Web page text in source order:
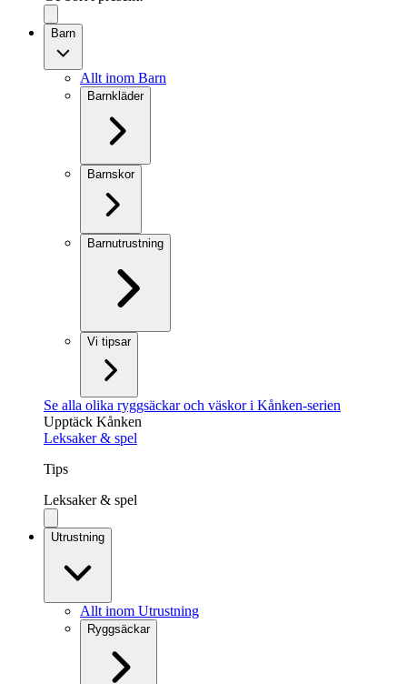
Barn
Allt inom Barn
Barnkläder
Barnskor
Barnutrustning
Vi tipsar
Se alla olika ryggsäckar och väskor i Kånken-serien
Upptäck Kånken
Leksaker & spel
Tips
Leksaker & spel
Utrustning
Allt inom Utrustning
Ryggsäckar